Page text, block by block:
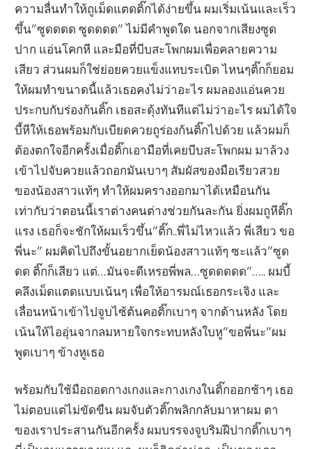
ความลื่นทำให้ถูเม็ดแตดติ๊กได้ง่ายขึ้น ผมเริ่มเน้นและเร็ว
ขึ้น”ซูดดดด ซูดดดด” ไม่มีคำพูดใด นอกจากเสียงซูด
ปาก แอ่นโคกหี และมือที่บีบสะโพกผมเพื่อคลายความ
เสียว ส่วนผมก็ใช่ย่อยควยแข็งแทบระเบิด ไหนๆติ๊กก็ยอม
ให้ผมทำขนาดนี้แล้วเธอคงไม่ว่าอะไร ผมลองแอ่นควย
ประกบกับร่องก้นติ๊ก เธอสะดุ้งทันทีแต่ไม่ว่าอะไร ผมได้ใจ
บี้หีให้เธอพร้อมกับเบียดควยถูร่องก้นติ๊กไปด้วย แล้วผมก็
ต้องตกใจอีกครั้งเมื่อติ๊กเอามือที่เคยบีบสะโพกผม มาล้วง
เข้าไปจับควยแล้วถอกมันเบาๆ สัมผัสของมือเรียวสวย
ของน้องสาวแท้ๆ ทำให้ผมครางออกมาได้เหมือนกัน
เท่ากับว่าตอนนี้เราต่างคนต่างช่วยกันละกัน ยิ่งผมถูหีติ๊ก
แรง เธอก็จะชักให้ผมเร็วขึ้น”ติ๊ก..พี่ไม่ไหวแล้ว พี่เสียว ขอ
พี่นะ” ผมคิดไปถึงขั้นอยากเย็ดน้องสาวแท้ๆ ซะแล้ว”ซูด
ดด ติ๊กก็เสียว แต่…มันจะดีเหรอพี่พล…ซูดดดดด”….. ผมบี้
คลึงเม็ดแตดแบบเน้นๆ เพื่อให้อารมณ์เธอกระเจิง และ
เลื่อนหน้าเข้าไปจูบไซ้ต้นคอติ๊กเบาๆ จากด้านหลัง โดย
เน้นให้ไออุ่นจากลมหายใจกระทบหลังใบหู”ขอพี่นะ”ผม
พูดเบาๆ ข้างหูเธอ
พร้อมกับใช้มือถอดกางเกงและกางเกงในติ๊กออกช้าๆ เธอ
ไม่ตอบแต่ไม่ขัดขืน ผมจับตัวติ๊กพลิกกลับมาหาผม ตา
ของเราประสานกันอีกครั้ง ผมบรรจงจูบริมฝีปากติ๊กเบาๆ